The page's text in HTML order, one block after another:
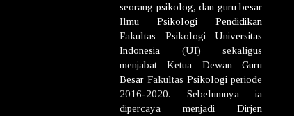
seorang psikolog, dan guru besar
Ilmu Psikologi
Pendidikan
Fakultas Psikologi Universitas
Indonesia (UI) sekaligus
menjabat Ketua Dewan Guru
Besar Fakultas Psikologi periode
2016-2020. Sebelumnya ia
dipercaya menjadi Dirjen